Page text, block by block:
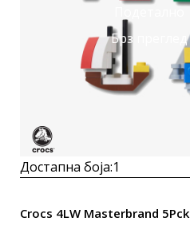
Подетално
Брз преглед
Достапна боја:1
Crocs 4LW Masterbrand 5Pck